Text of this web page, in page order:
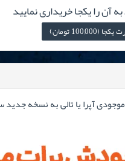
آن را یکجا خریداری نمایید
تومان)
آپرا یا تالی به نسخه